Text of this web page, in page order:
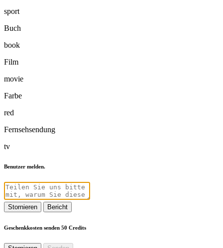
sport
Buch
book
Film
movie
Farbe
red
Fernsehsendung
tv
Benutzer melden.
Stornieren Bericht
Geschenkkosten senden 50 Credits